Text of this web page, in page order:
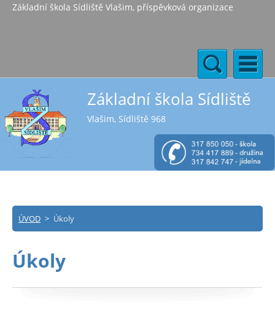
Základní škola Sídliště Vlašim, příspěvková organizace
Základní škola Sídliště
Vlašim, Sídliště 968
ÚVOD > Úkoly
Úkoly